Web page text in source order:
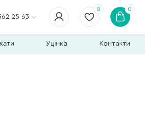
25 63
0 0
Уцінка Контакти